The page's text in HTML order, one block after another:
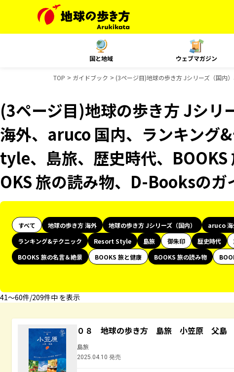
国と地域 ウェブマガジン
TOP ガイドブック (3ページ目)地球の歩き方 Jシリーズ（国内
(3ページ目)地球の歩き方 Jシリ
海外、aruco 国内、ランキング
tyle、島旅、歴史時代、BOOKS
OKS 旅の読み物、D-Booksのガ
すべて 地球の歩き方 海外 地球の歩き方 Jシリーズ（国内） aruco 海
ランキング&テクニック
Resort Style 島旅 御朱印 歴史時代
BOOKS 旅の名言＆絶景
BOOKS 旅と健康 BOOKS 旅の読み物
41〜60件/209件中 を表示
０８ 地球の歩き方 島旅 小笠原 父島
島旅
2025.04.10 発売